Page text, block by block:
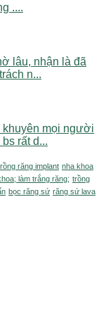
....
lâu, nhận là đã
n...
khuyên mọi người
rất d...
răng implant nha khoa
làm trắng răng; trồng
bọc răng sứ răng sứ lava